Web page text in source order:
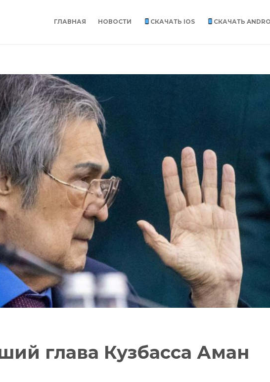
ГЛАВНАЯ НОВОСТИ СКАЧАТЬ IOS СКАЧАТЬ
глава Кузбасса Аман